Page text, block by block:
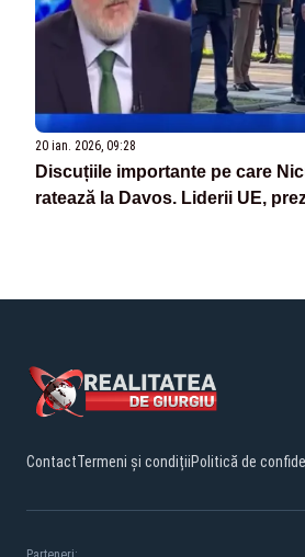
20 ian. 2026, 09:28
Discuțiile importante pe care
ratează la Davos. Liderii UE,
ContactTermeni și condițiiPolitică de